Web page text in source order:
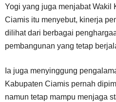
Yogi yang juga menjabat Wakil
Ciamis itu menyebut, kinerja
dilihat dari berbagai
pembangunan yang tetap
Ia juga menyinggung
Kabupaten Ciamis pernah
namun tetap mampu menjaga